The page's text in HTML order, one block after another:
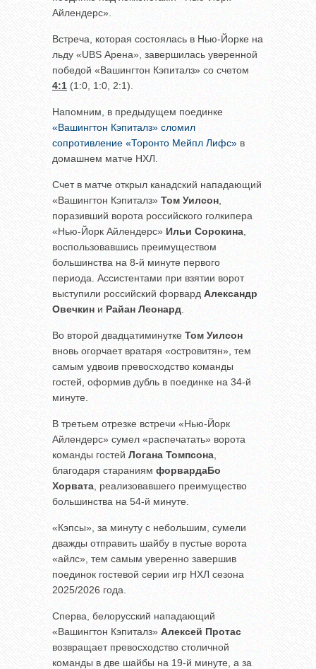
Айлендерс».
Встреча, которая состоялась в Нью-Йорке на
льду «UBS Арена», завершилась уверенной
победой «Вашингтон Кэпиталз» со счетом
4:1 (1:0, 1:0, 2:1).
Напомним, в предыдущем поединке
«Вашингтон Кэпиталз» сломил
сопротивление «Торонто Мейпл Лифс» в
домашнем матче НХЛ.
Счет в матче открыл канадский нападающий
«Вашингтон Кэпиталз» Том Уилсон
поразивший ворота российского голкипера
«Нью-Йорк Айлендерс» Ильи Сорокина
воспользовавшись преимуществом
большинства на 8-й минуте первого
периода. Ассистентами при взятии ворот
выступили российский форвард Александр
Овечкин и Райан Леонард
Во второй двадцатиминутке Том Уилсон
вновь огорчает вратаря «островитян», тем
самым удвоив превосходство команды
гостей, оформив дубль в поединке на 34-й
минуте.
В третьем отрезке встречи «Нью-Йорк
Айлендерс» сумел «распечатать» ворота
команды гостей Логана Томпсона
благодаря стараниям форвардаБо
Хорвата , реализовавшего преимущество
большинства на 54-й минуте.
«Кэпсы», за минуту с небольшим, сумели
дважды отправить шайбу в пустые ворота
«айлс», тем самым уверенно завершив
поединок гостевой серии игр НХЛ сезона
2025/2026 года.
Сперва, белорусский нападающий
«Вашингтон Кэпиталз» Алексей Протас
возвращает превосходство столичной
команды в две шайбы на 19-й минуте, а за